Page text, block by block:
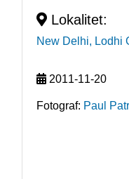
Lokalitet:
New Delhi, Lodhi
2011-11-20
Fotograf: Paul